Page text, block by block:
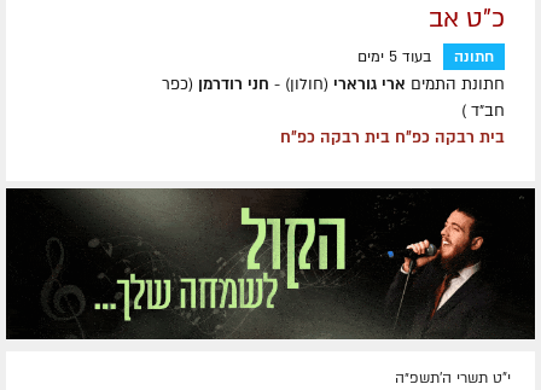
כ"ט אב
חתונה בעוד 5 ימים
חתונת התמים ארי גורארי (חולון) - חני רודרמן (כפר
חב״ד )
בית רבקה כפ״ח בית רבקה כפ״ח
י"ט תשרי ה׳תשפ״ה